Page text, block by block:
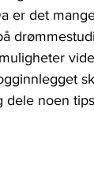
er det
dele noen